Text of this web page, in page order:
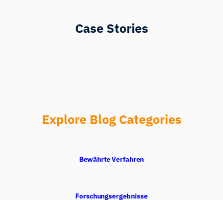
Case Stories
Explore Blog Categories
Bewährte Verfahren
Forschungsergebnisse